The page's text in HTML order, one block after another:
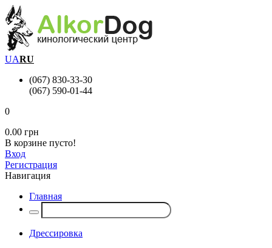
UARU
(067) 830-33-30
(067) 590-01-44
0
0.00 грн
В корзине пусто!
Вход
Регистрация
Навигация
Главная
Дрессировка